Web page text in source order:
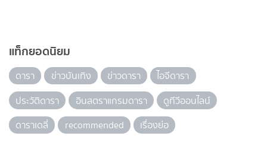
แท็กยอดนิยม
ดารา ข่าวบันเทิง ข่าวดารา
ไอจีดารา
ประวัติดารา
อินสตราแกรมดารา
ดูทีวีออนไลน์
ดาราเดลี่
recommended เรื่องย่อ